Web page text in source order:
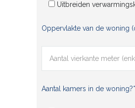
Uitbreiden
Oppervlakte van de woning
Aantal kamers in de woning?*